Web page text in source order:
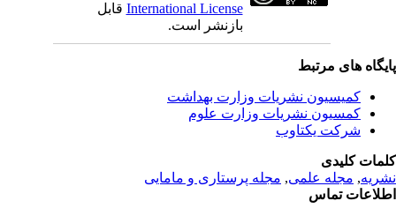
International Licenseقابل
بازنشر است.
های مرتبط
کمیسیون نشریات وزارت بهداشت
کمسیون نشریات وزارت علوم
شرکت یکتاوب
کلیدی
,مجله علمی, مجله پرستاری و مامایی
تماس